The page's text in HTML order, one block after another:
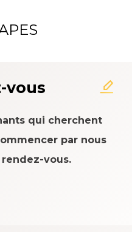
vous
qui cherchent
par nous
vous.